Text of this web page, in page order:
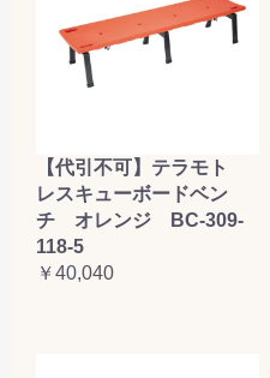
【代引不可】テラモト
レスキューボードベン
チ オレンジ BC-309-
118-5
￥40,040